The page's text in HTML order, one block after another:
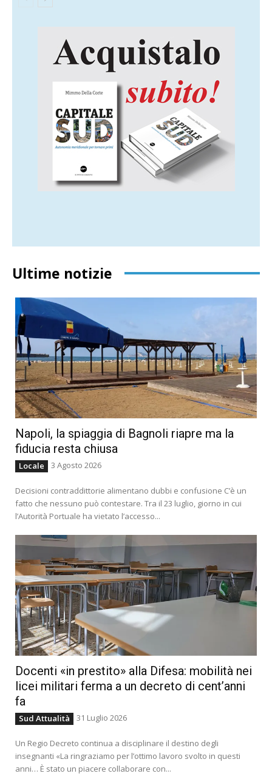
Ultime notizie
Napoli, la spiaggia di Bagnoli riapre ma la
fiducia resta chiusa
Locale 3 Agosto 2026
Decisioni contraddittorie alimentano dubbi e confusione C’è un
fatto che nessuno può contestare. Tra il 23 luglio, giorno in cui
l’Autorità Portuale ha vietato l’accesso...
Docenti «in prestito» alla Difesa: mobilità nei
licei militari ferma a un decreto di cent’anni
fa
Sud Attualità 31 Luglio 2026
Un Regio Decreto continua a disciplinare il destino degli
insegnanti «La ringraziamo per l’ottimo lavoro svolto in questi
anni… È stato un piacere collaborare con...